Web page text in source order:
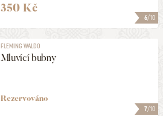
6/10
350 Kč
7/10
FLEMING WALDO
Mluvící bubny
Rezervováno